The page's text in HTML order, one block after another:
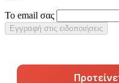
Το email σας
Εγγραφή στις ειδοποιήσεις